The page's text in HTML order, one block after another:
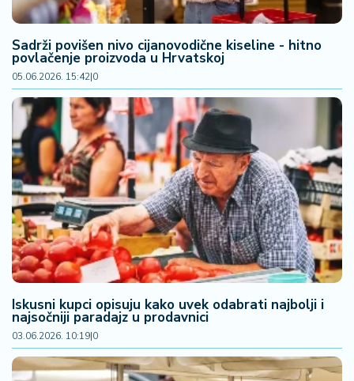
Sadrži povišen nivo cijanovodične kiseline - hitno
povlačenje proizvoda u Hrvatskoj
05.06.2026. 15:42|0
Iskusni kupci opisuju kako uvek odabrati najbolji i
najsočniji paradajz u prodavnici
03.06.2026. 10:19|0